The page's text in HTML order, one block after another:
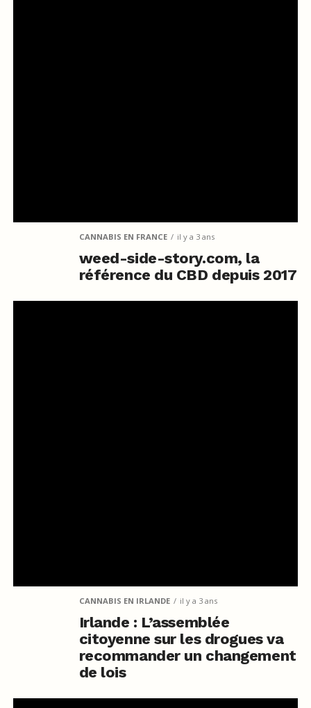
CANNABIS EN FRANCE il y a 3 ans
weed-side-story.com, la
référence du CBD depuis 2017
CANNABIS EN IRLANDE il y a 3 ans
Irlande : L’assemblée
citoyenne sur les drogues va
recommander un changement
de lois